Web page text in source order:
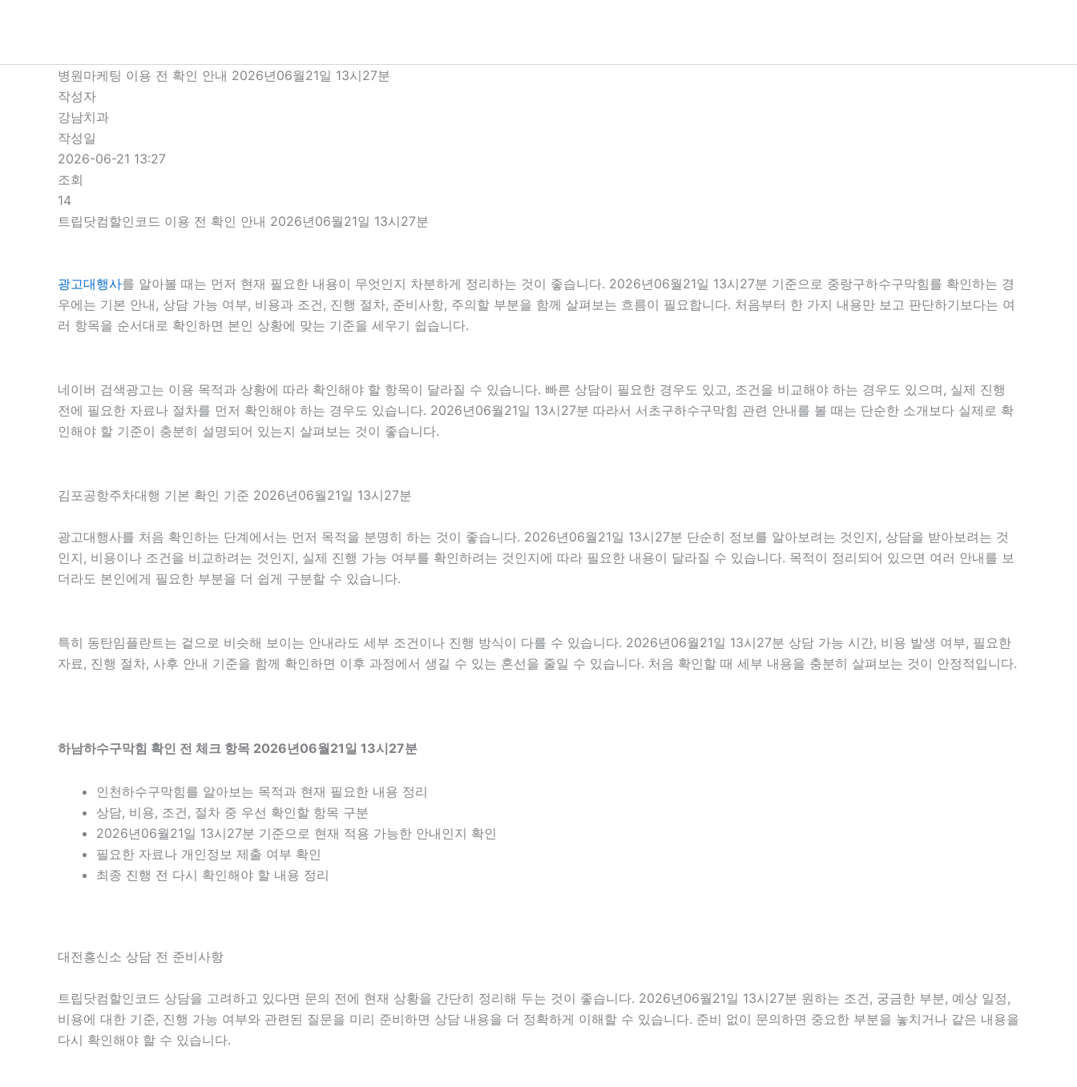
병원마케팅 이용 전 확인 안내 2026년06월21일 13시27분
작성자
강남치과
작성일
2026-06-21 13:27
조회
14
트립닷컴할인코드 이용 전 확인 안내 2026년06월21일 13시27분
광고대행사를 알아볼 때는 먼저 현재 필요한 내용이 무엇인지 차분하게 정리하는 것이 좋습니다. 2026년06월21일 13시27분 기준으로 중랑구하수구막힘를 확인하는 경
우에는 기본 안내, 상담 가능 여부, 비용과 조건, 진행 절차, 준비사항, 주의할 부분을 함께 살펴보는 흐름이 필요합니다. 처음부터 한 가지 내용만 보고 판단하기보다는 여
러 항목을 순서대로 확인하면 본인 상황에 맞는 기준을 세우기 쉽습니다.
네이버 검색광고는 이용 목적과 상황에 따라 확인해야 할 항목이 달라질 수 있습니다. 빠른 상담이 필요한 경우도 있고, 조건을 비교해야 하는 경우도 있으며, 실제 진행
전에 필요한 자료나 절차를 먼저 확인해야 하는 경우도 있습니다. 2026년06월21일 13시27분 따라서 서초구하수구막힘 관련 안내를 볼 때는 단순한 소개보다 실제로 확
인해야 할 기준이 충분히 설명되어 있는지 살펴보는 것이 좋습니다.
김포공항주차대행 기본 확인 기준 2026년06월21일 13시27분
광고대행사를 처음 확인하는 단계에서는 먼저 목적을 분명히 하는 것이 좋습니다. 2026년06월21일 13시27분 단순히 정보를 알아보려는 것인지, 상담을 받아보려는 것
인지, 비용이나 조건을 비교하려는 것인지, 실제 진행 가능 여부를 확인하려는 것인지에 따라 필요한 내용이 달라질 수 있습니다. 목적이 정리되어 있으면 여러 안내를 보
더라도 본인에게 필요한 부분을 더 쉽게 구분할 수 있습니다.
특히 동탄임플란트는 겉으로 비슷해 보이는 안내라도 세부 조건이나 진행 방식이 다를 수 있습니다. 2026년06월21일 13시27분 상담 가능 시간, 비용 발생 여부, 필요한
자료, 진행 절차, 사후 안내 기준을 함께 확인하면 이후 과정에서 생길 수 있는 혼선을 줄일 수 있습니다. 처음 확인할 때 세부 내용을 충분히 살펴보는 것이 안정적입니다.
하남하수구막힘 확인 전 체크 항목 2026년06월21일 13시27분
인천하수구막힘를 알아보는 목적과 현재 필요한 내용 정리
상담, 비용, 조건, 절차 중 우선 확인할 항목 구분
2026년06월21일 13시27분 기준으로 현재 적용 가능한 안내인지 확인
필요한 자료나 개인정보 제출 여부 확인
최종 진행 전 다시 확인해야 할 내용 정리
대전흥신소 상담 전 준비사항
트립닷컴할인코드 상담을 고려하고 있다면 문의 전에 현재 상황을 간단히 정리해 두는 것이 좋습니다. 2026년06월21일 13시27분 원하는 조건, 궁금한 부분, 예상 일정,
비용에 대한 기준, 진행 가능 여부와 관련된 질문을 미리 준비하면 상담 내용을 더 정확하게 이해할 수 있습니다. 준비 없이 문의하면 중요한 부분을 놓치거나 같은 내용을
다시 확인해야 할 수 있습니다.